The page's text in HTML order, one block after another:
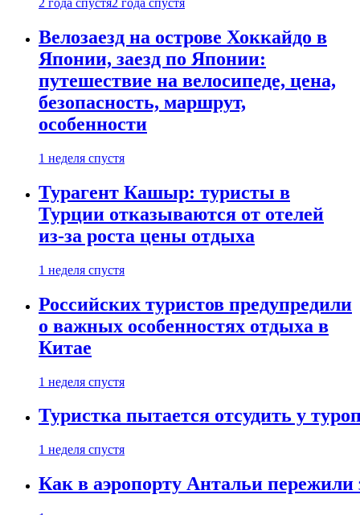
2 года спустя2 года спустя
Велозаезд на острове Хоккайдо в
Японии, заезд по Японии:
путешествие на велосипеде, цена,
безопасность, маршрут,
особенности
1 неделя спустя
Турагент Кашыр: туристы в
Турции отказываются от отелей
из-за роста цены отдыха
1 неделя спустя
Российских туристов предупредили
о важных особенностях отдыха в
Китае
1 неделя спустя
Туристка пытается отсудить у
1 неделя спустя
Как в аэропорту Антальи